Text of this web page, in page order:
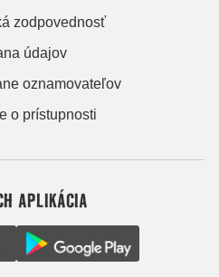
zodpovednosť
údajov
oznamovateľov
o prístupnosti
APLIKÁCIA